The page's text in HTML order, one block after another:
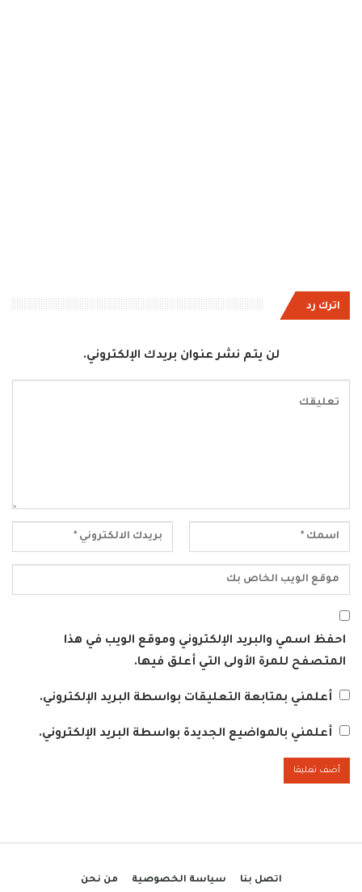
اترك رد
لن يتم نشر عنوان بريدك الإلكتروني.
احفظ اسمي والبريد الإلكتروني وموقع الويب في هذا
المتصفح للمرة الأولى التي أعلق فيها.
أعلمني بمتابعة التعليقات بواسطة البريد الإلكتروني.
أعلمني بالمواضيع الجديدة بواسطة البريد الإلكتروني.
اتصل بنا سياسة الخصوصية من نحن